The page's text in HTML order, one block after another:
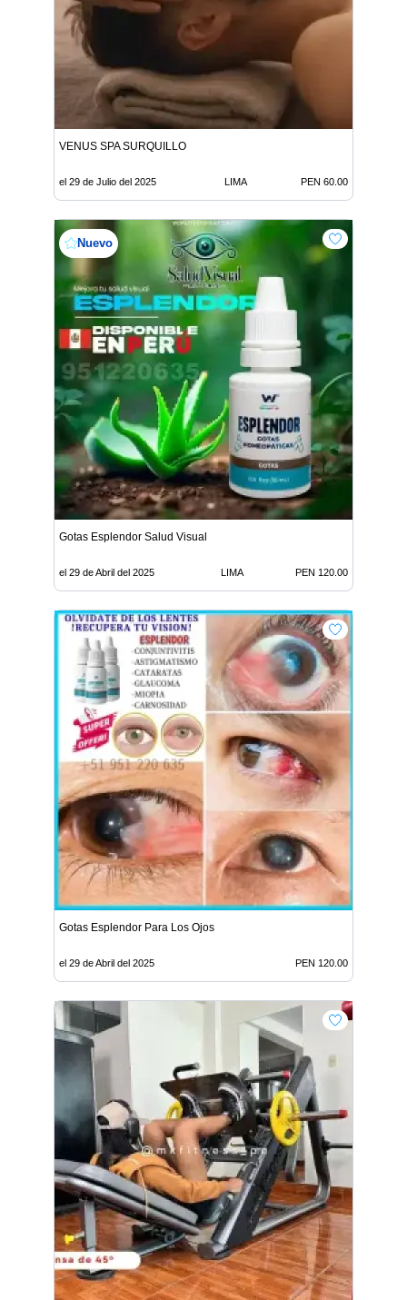
VENUS SPA SURQUILLO
el 29 de Julio del 2025 LIMA PEN 60.00
Nuevo
Gotas Esplendor Salud Visual
el 29 de Abril del 2025 LIMA PEN 120.00
Gotas Esplendor Para Los Ojos
el 29 de Abril del 2025 PEN 120.00